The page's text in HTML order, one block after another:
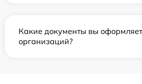
Какие документы вы
организаций?